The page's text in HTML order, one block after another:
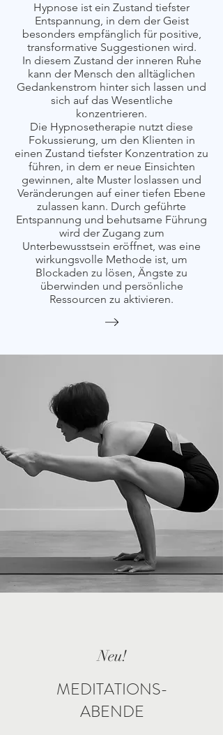
Hypnose ist ein Zustand tiefster
Entspannung, in dem der Geist
besonders empfänglich für positive,
transformative Suggestionen wird.
In diesem Zustand der inneren Ruhe
kann der Mensch den alltäglichen
Gedankenstrom hinter sich lassen und
sich auf das Wesentliche
konzentrieren.
Die Hypnosetherapie nutzt diese
Fokussierung, um den Klienten in
einen Zustand tiefster Konzentration zu
führen, in dem er neue Einsichten
gewinnen, alte Muster loslassen und
Veränderungen auf einer tiefen Ebene
zulassen kann. Durch geführte
Entspannung und behutsame Führung
wird der Zugang zum
Unterbewusstsein eröffnet, was eine
wirkungsvolle Methode ist, um
Blockaden zu lösen, Ängste zu
überwinden und persönliche
Ressourcen zu aktivieren.
Neu!
MEDITATIONS-
ABENDE